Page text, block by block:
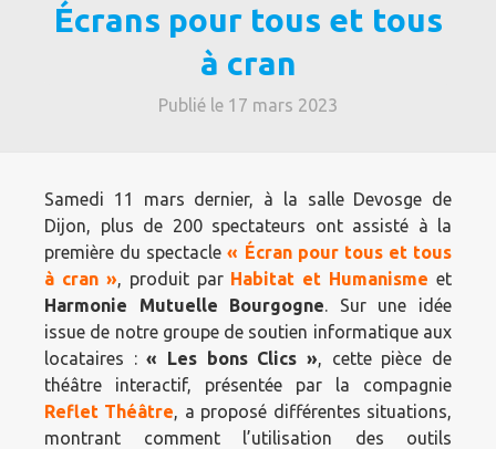
Écrans pour tous et tous
à cran
Publié le 17 mars 2023
Samedi 11 mars dernier, à la salle Devosge de
Dijon, plus de 200 spectateurs ont assisté à la
première du spectacle« Écran pour tous et tous
à cran », produit par Habitat et Humanisme et
Harmonie Mutuelle Bourgogne. Sur une idée
issue de notre groupe de soutien informatique aux
locataires :« Les bons Clics », cette pièce de
théâtre interactif, présentée par la compagnie
Reflet Théâtre, a proposé différentes situations,
montrant comment l’utilisation des outils